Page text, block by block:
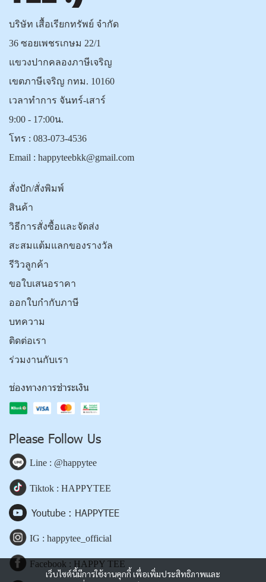
เว็บไซต์นี้มีการใช้งานคุกกี้ เพื่อเพิ่มประสิทธิภาพและ
บริษัท เสื้อเรียกทรัพย์ จำกัด
36 ซอยเพชรเกษม 22/1
แขวงปากคลองภาษีเจริญ
เขตภาษีเจริญ กทม. 10160
เวลาทำการ จันทร์-เสาร์
9:00 - 17:00น.
โทร : 083-073-4536
Email : happyteebkk@gmail.com
สั่งปัก/สั่งพิมพ์
สินค้า
วิธีการสั่งซื้อและจัดส่ง
สะสมแต้มแลกของรางวัล
รีวิวลูกค้า
ขอใบเสนอราคา
ออกใบกำกับภาษี
บทความ
ติดต่อเรา
ร่วมงานกับเรา
ช่องทางการชำระเงิน
Please Follow Us
Line : @happytee
Tiktok : HAPPYTEE
Youtube : HAPPYTEE
IG : happytee_official
Facebook : HAPPY TEE